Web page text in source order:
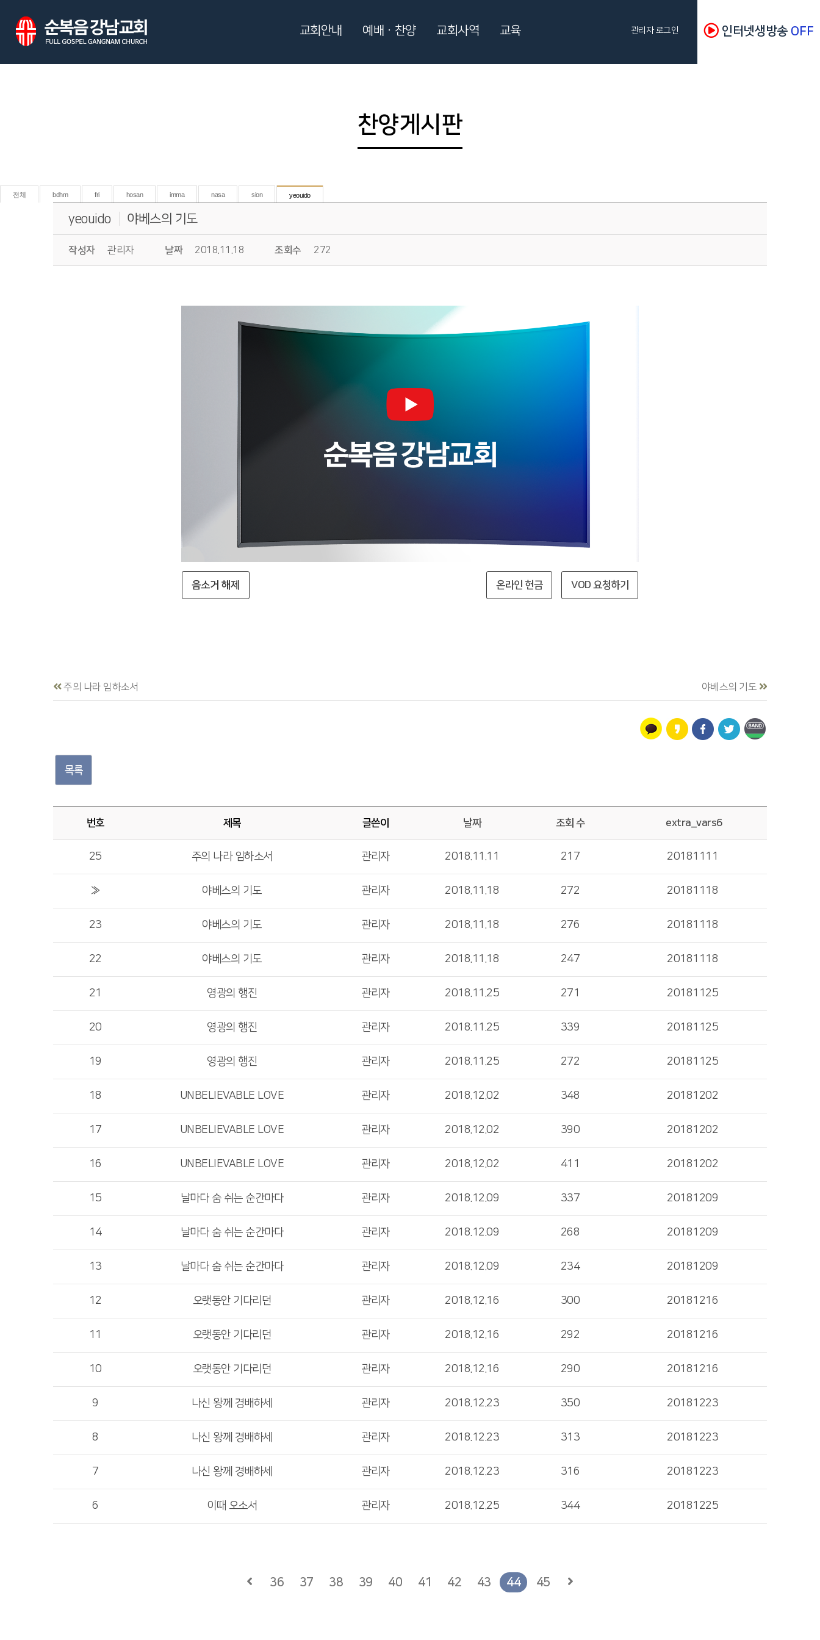
찬양게시판
전체 bdhm fri hosan imma nasa sion yeouido
yeouido 야베스의 기도
작성자 관리자 날짜 2018.11.18 조회수 272
음소거 해제 VOD 요청하기
온라인 헌금
주의 나라 임하소서 야베스의 기도
목록
번호 제목 글쓴이 날짜 조회 수 extra_vars6
25 주의 나라 임하소서 관리자 2018.11.11 217 20181111
» 야베스의 기도 관리자 2018.11.18 272 20181118
23 야베스의 기도 관리자 2018.11.18 276 20181118
22 야베스의 기도 관리자 2018.11.18 247 20181118
21 영광의 행진 관리자 2018.11.25 271 20181125
20 영광의 행진 관리자 2018.11.25 339 20181125
19 영광의 행진 관리자 2018.11.25 272 20181125
18 UNBELIEVABLE LOVE 관리자 2018.12.02 348 20181202
17 UNBELIEVABLE LOVE 관리자 2018.12.02 390 20181202
16 UNBELIEVABLE LOVE 관리자 2018.12.02 411 20181202
15 날마다 숨 쉬는 순간마다 관리자 2018.12.09 337 20181209
14 날마다 숨 쉬는 순간마다 관리자 2018.12.09 268 20181209
13 날마다 숨 쉬는 순간마다 관리자 2018.12.09 234 20181209
12 오랫동안 기다리던 관리자 2018.12.16 300 20181216
11 오랫동안 기다리던 관리자 2018.12.16 292 20181216
10 오랫동안 기다리던 관리자 2018.12.16 290 20181216
9 나신 왕께 경배하세 관리자 2018.12.23 350 20181223
8 나신 왕께 경배하세 관리자 2018.12.23 313 20181223
7 나신 왕께 경배하세 관리자 2018.12.23 316 20181223
6 이때 오소서 관리자 2018.12.25 344 20181225
36 37 38 39 40 41 42 43 44 45
교회안내 예배ㆍ찬양 교회사역 교육 관리자 로그인 인터넷생방송 OFF